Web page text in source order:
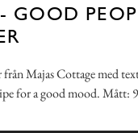
GOOD
Majas Cottage med
for a good mood. Mått: